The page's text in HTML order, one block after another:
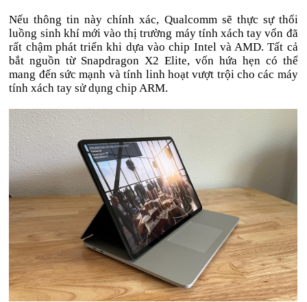
Nếu thông tin này chính xác, Qualcomm sẽ thực sự thổi
luồng sinh khí mới vào thị trường máy tính xách tay vốn đã
rất chậm phát triển khi dựa vào chip Intel và AMD. Tất cả
bắt nguồn từ Snapdragon X2 Elite, vốn hứa hẹn có thể
mang đến sức mạnh và tính linh hoạt vượt trội cho các máy
tính xách tay sử dụng chip ARM.